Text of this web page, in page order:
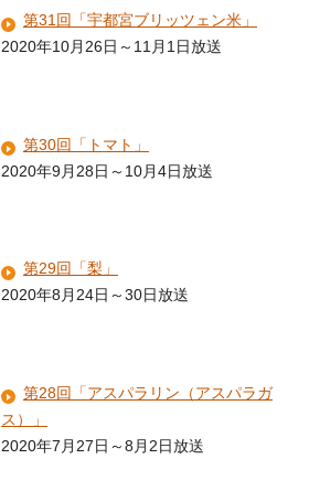
第31回「宇都宮ブリッツェン米」
2020年10月26日～11月1日放送
第30回「トマト」
2020年9月28日～10月4日放送
第29回「梨」
2020年8月24日～30日放送
第28回「アスパラリン（アスパラガ
ス）」
2020年7月27日～8月2日放送